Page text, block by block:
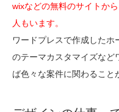
wixなどの無料のサイトか
人もいます。
ワードプレスで作成したホ
のテーマカスタマイズなど
ば色々な案件に関わること